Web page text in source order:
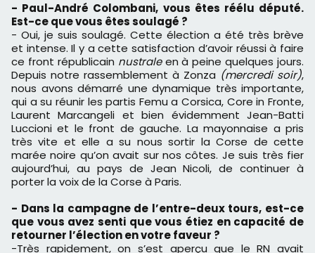
- Paul-André Colombani, vous êtes réélu député.
Est-ce que vous êtes soulagé ?
- Oui, je suis soulagé. Cette élection a été très brève
et intense. Il y a cette satisfaction d’avoir réussi à faire
ce front républicain nustraleen à peine quelques jours.
Depuis notre rassemblement à Zonza (mercredi soir),
nous avons démarré une dynamique très importante,
qui a su réunir les partis Femu a Corsica, Core in Fronte,
Laurent Marcangeli et bien évidemment Jean-Batti
Luccioni et le front de gauche. La mayonnaise a pris
très vite et elle a su nous sortir la Corse de cette
marée noire qu’on avait sur nos côtes. Je suis très fier
aujourd’hui, au pays de Jean Nicoli, de continuer à
porter la voix de la Corse à Paris.
- Dans la campagne de l’entre-deux tours, est-ce
que vous avez senti que vous étiez en capacité de
retourner l’élection en votre faveur ?
-Très rapidement, on s’est aperçu que le RN avait